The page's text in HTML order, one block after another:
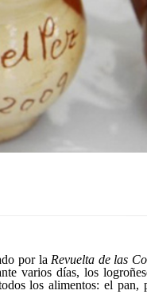
por la Revuelta de las
varios días, los
los alimentos: elpan,